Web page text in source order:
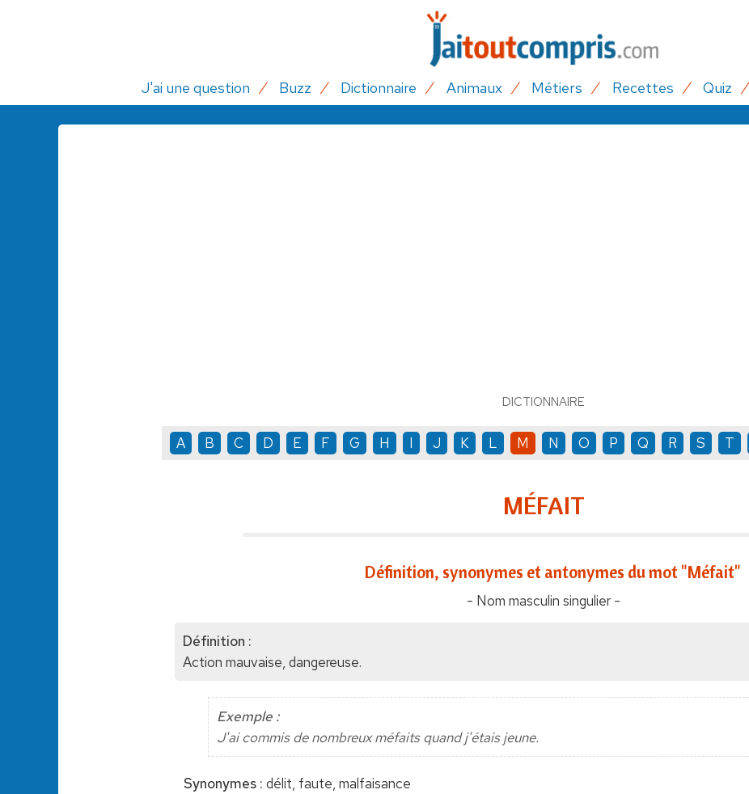
J'ai une question Buzz Dictionnaire Animaux Métiers Recettes Quiz
DICTIONNAIRE
A B C D E F G H I J K L M N O P Q R S T
MÉFAIT
Définition, synonymes et antonymes du mot "Méfait"
- Nom masculin singulier -
Définition :
Action mauvaise, dangereuse.
Exemple :
J'ai commis de nombreux méfaits quand j'étais jeune.
Synonymes : délit, faute, malfaisance